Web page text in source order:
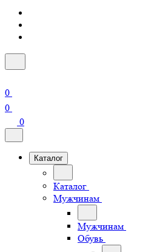
0
0
0
Каталог
Каталог
Мужчинам
Мужчинам
Обувь